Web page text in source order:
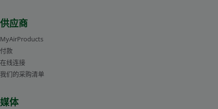
供应商
MyAirProducts
付款
在线连接
我们的采购清单
媒体